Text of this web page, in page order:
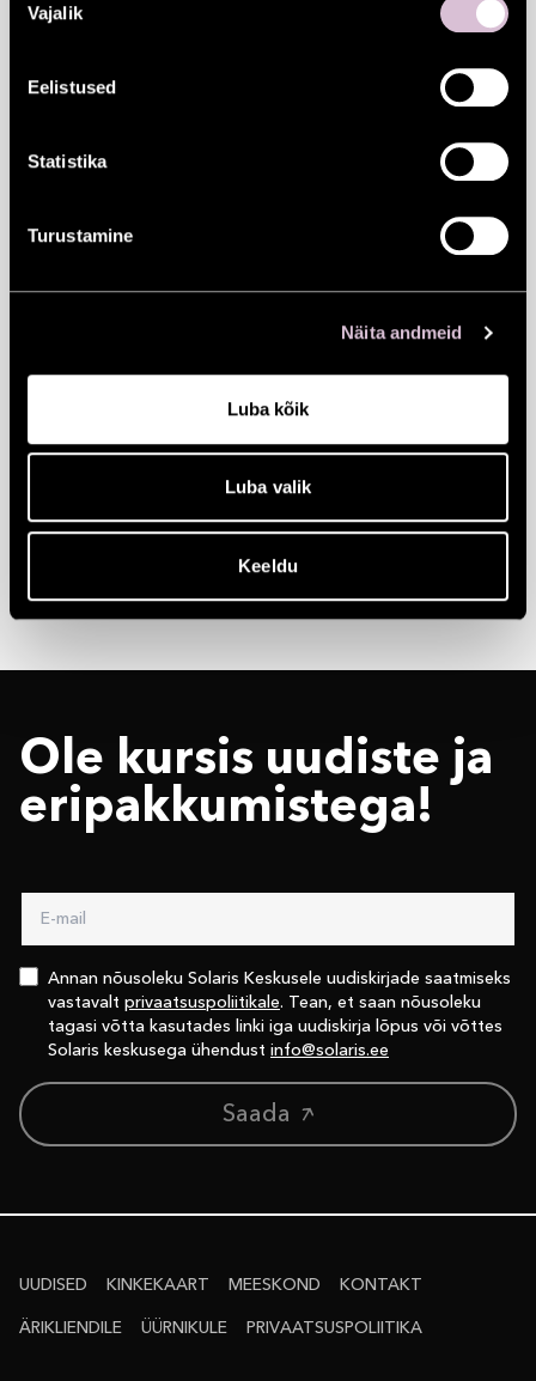
valik
Vajalik
Eelistused
Statistika
Turustamine
Näita andmeid
Luba kõik
Luba valik
Keeldu
Väljapanekul näeb pildi- ja tekstimaterjali
päris esimesest noortepeost alates. Lisaks
on igal stendil QR-kood, mis võimaldab
kuulata või vaadata ka heli- ja filmiklippe
Näitust toetavad Eesti Laulu- ja Tantsupeo
Kujundaja: Tarmo Teder
Ole kursis uudiste ja
eri­pakkumistega!
Annan nõusoleku Solaris Keskusele uudiskirjade saatmiseks
vastavalt privaatsuspoliitikale. Tean, et saan nõusoleku
tagasi võtta kasutades linki iga uudiskirja lõpus või võttes
Solaris keskusega ühendust info@solaris.ee
Saada
UUDISED KINKEKAART MEESKOND KONTAKT
ÄRIKLIENDILE ÜÜRNIKULE PRIVAATSUS­POLIITIKA